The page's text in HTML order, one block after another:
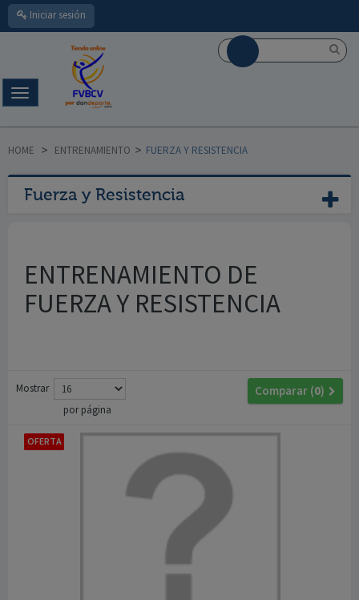
Iniciar sesión
Navegación
Toggle
HOME > ENTRENAMIENTO > FUERZA Y RESISTENCIA
Fuerza y Resistencia
ENTRENAMIENTO DE
FUERZA Y RESISTENCIA
Mostrar
por página
Comparar (0)
OFERTA